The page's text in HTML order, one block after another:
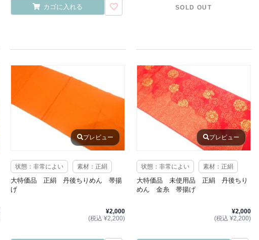
カゴに入れる SOLD OUT
プレビュー
状態：非常によい 素材：正絹
大特価品 正絹 丹後ちりめん 帯揚
げ
¥2,000
(税込 ¥2,200)
プレビュー
状態：非常によい 素材：正絹
大特価品 未使用品 正絹 丹後ちり
めん 金糸 帯揚げ
¥2,000
(税込 ¥2,200)